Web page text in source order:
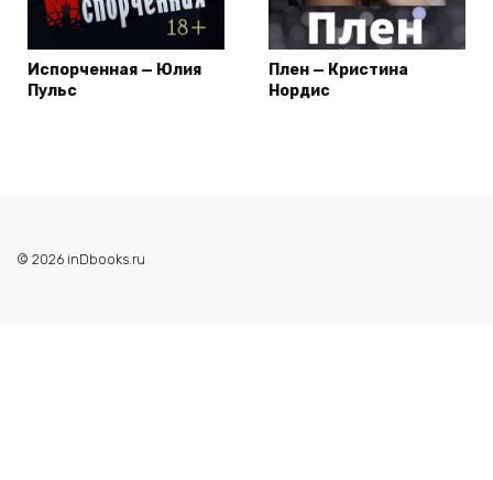
Испорченная — Юлия
Пульс
Плен — Кристина
Нордис
© 2026 inDbooks.ru